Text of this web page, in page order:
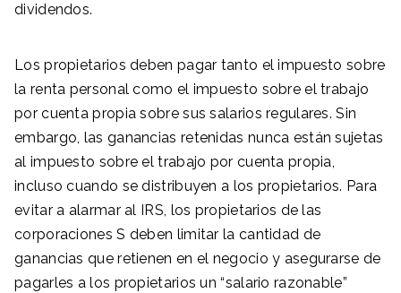
dividendos.
Los propietarios deben pagar tanto el impuesto sobre
la renta personal como el impuesto sobre el trabajo
por cuenta propia sobre sus salarios regulares. Sin
embargo, las ganancias retenidas nunca están sujetas
al impuesto sobre el trabajo por cuenta propia,
incluso cuando se distribuyen a los propietarios. Para
evitar a alarmar al IRS, los propietarios de las
corporaciones S deben limitar la cantidad de
ganancias que retienen en el negocio y asegurarse de
pagarles a los propietarios un “salario razonable”